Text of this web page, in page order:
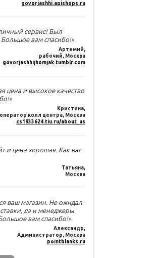
govorjashhi.apishops.ru
сервис! Был
вам спасибо!»
Артемий,
рабочий, Москва
govorjashhijhomjak.tumblr.com
цена и высокое качество
Кристина,
оператор колл центра, Москва
cs1933624.tiu.ru/about_us
и цена хорошая. Как вас
Татьяна,
Москва
ваш магазин. Не ожидал
да и менеджеры
вам спасибо!»
Александр,
Администратор, Москва
pointblanks.ru